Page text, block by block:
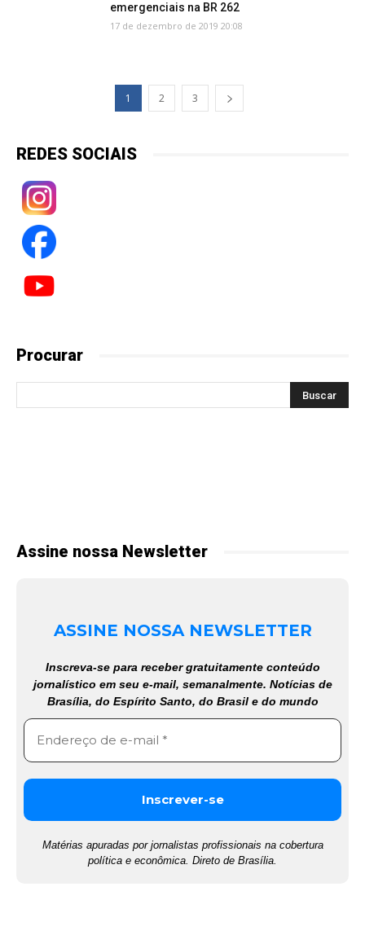
emergenciais na BR 262
17 de dezembro de 2019 20:08
1 2 3
REDES SOCIAIS
Procurar
Assine nossa Newsletter
ASSINE NOSSA NEWSLETTER
Inscreva-se para receber gratuitamente conteúdo
jornalístico em seu e-mail, semanalmente. Notícias de
Brasília, do Espírito Santo, do Brasil e do mundo
Matérias apuradas por jornalistas profissionais na cobertura
política e econômica. Direto de Brasília.